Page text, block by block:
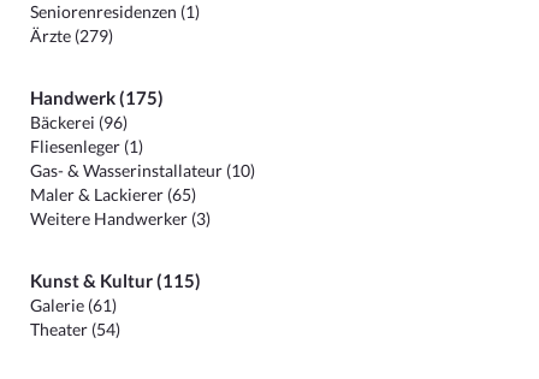
Seniorenresidenzen (1)
Ärzte (279)
Handwerk (175)
Bäckerei (96)
Fliesenleger (1)
Gas- & Wasserinstallateur (10)
Maler & Lackierer (65)
Weitere Handwerker (3)
Kunst & Kultur (115)
Galerie (61)
Theater (54)